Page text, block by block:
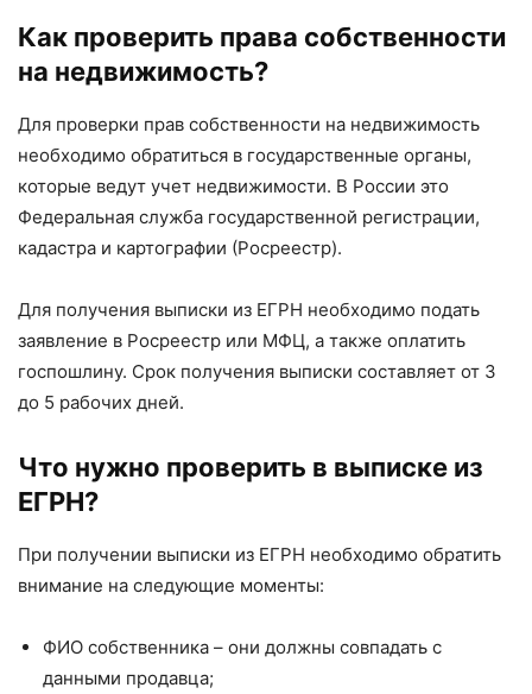
Как проверить права собственности
на недвижимость?
Для проверки прав собственности на недвижимость
необходимо обратиться в государственные органы,
которые ведут учет недвижимости. В России это
Федеральная служба государственной регистрации,
кадастра и картографии (Росреестр).
Для получения выписки из ЕГРН необходимо подать
заявление в Росреестр или МФЦ, а также оплатить
госпошлину. Срок получения выписки составляет от 3
до 5 рабочих дней.
Что нужно проверить в выписке из
ЕГРН?
При получении выписки из ЕГРН необходимо обратить
внимание на следующие моменты:
ФИО собственника – они должны совпадать с
данными продавца;